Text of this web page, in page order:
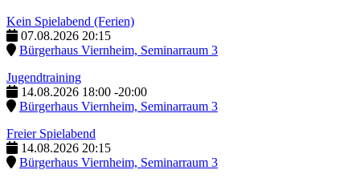
Kein Spielabend (Ferien)
07.08.2026 20:15
Bürgerhaus Viernheim, Seminarraum 3
Jugendtraining
14.08.2026 18:00 -20:00
Bürgerhaus Viernheim, Seminarraum 3
Freier Spielabend
14.08.2026 20:15
Bürgerhaus Viernheim, Seminarraum 3